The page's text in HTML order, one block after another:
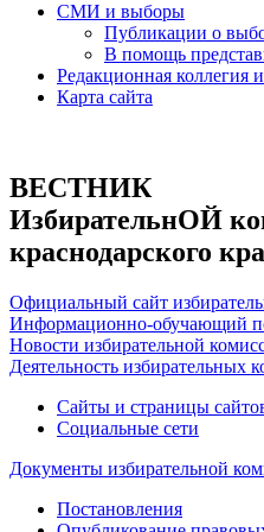
СМИ и выборы
Публикации о
В помощь
Редакционная коллегия
Карта сайта
ВЕСТНИК
ИзбирательнОЙ
краснодарского
Официальный сайт
Информационно-обучающий
Новости избирательной
Деятельность избирательных
Сайты и страницы
Социальные сети
Документы избирательной
Постановления